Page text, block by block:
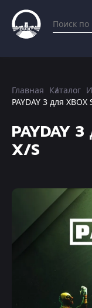
Главная Каталог
PAYDAY 3 для XBOX
PAYDAY
X/S